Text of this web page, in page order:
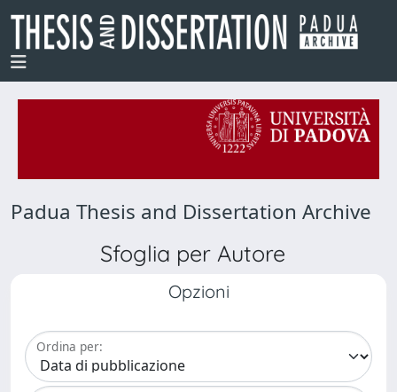
Padua Thesis and Dissertation Archive
Sfoglia per Autore
Opzioni
Ordina per: